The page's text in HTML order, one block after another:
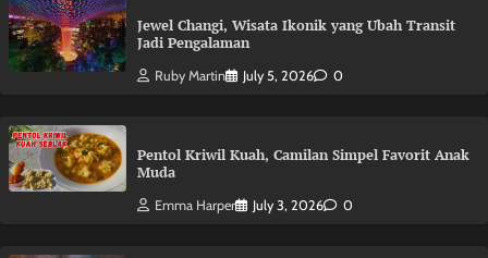
Jewel Changi, Wisata Ikonik yang Ubah Transit
Jadi Pengalaman
Ruby Martin July 5, 2026 0
Pentol Kriwil Kuah, Camilan Simpel Favorit Anak
Muda
Emma Harper July 3, 2026 0